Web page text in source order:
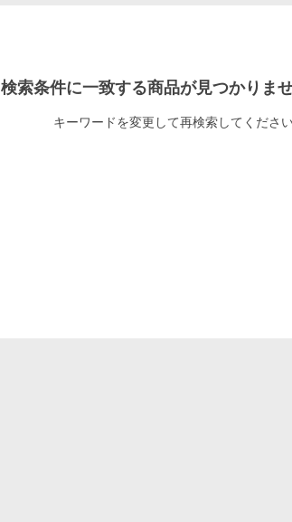
検索条件に一致する商品が見つかりま
キーワードを変更して再検索してくださ